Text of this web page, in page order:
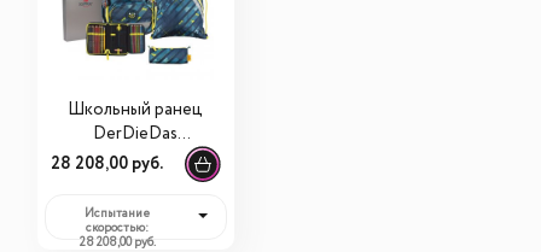
Школьный ранец
DerDieDas
ErgoFlex Buttons
скоростью
28 208,00 руб.
Испытание
скоростью:
28 208,00 руб.